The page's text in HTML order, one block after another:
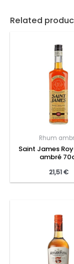
Related
Rhum
Saint James
ambré
21,51€